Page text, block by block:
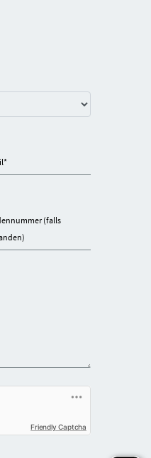
*
(falls
Friendly Captcha